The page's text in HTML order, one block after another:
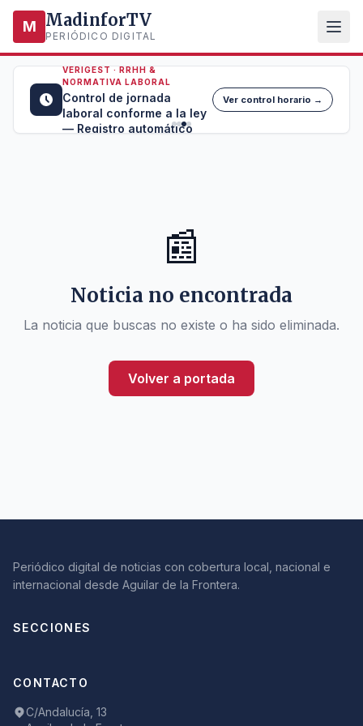
M MadinforTV
PERIÓDICO DIGITAL
VERIGEST · RRHH &
NORMATIVA LABORAL
Control de jornada
laboral conforme a la ley
— Registro automático
Ver control horario →
📰
Noticia no encontrada
La noticia que buscas no existe o ha sido eliminada.
Volver a portada
Periódico digital de noticias con cobertura local, nacional e
internacional desde Aguilar de la Frontera.
SECCIONES
CONTACTO
C/Andalucía, 13